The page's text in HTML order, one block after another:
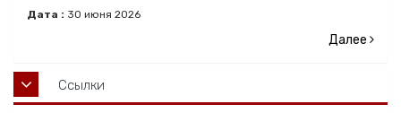
Дата : 30 июня 2026
Далее
Ссылки